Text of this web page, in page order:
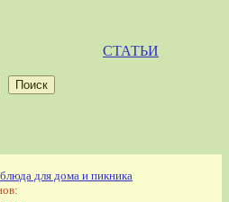
СТАТЬИ
Поиск
для дома и пикника